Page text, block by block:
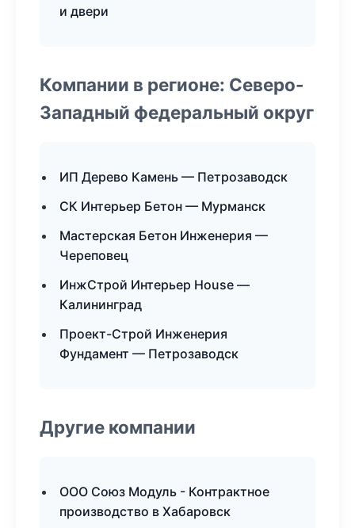
и двери
Компании в регионе: Северо-
Западный федеральный округ
ИП Дерево Камень — Петрозаводск
СК Интерьер Бетон — Мурманск
Мастерская Бетон Инженерия —
Череповец
ИнжСтрой Интерьер House —
Калининград
Проект-Строй Инженерия
Фундамент — Петрозаводск
Другие компании
ООО Союз Модуль - Контрактное
производство в Хабаровск